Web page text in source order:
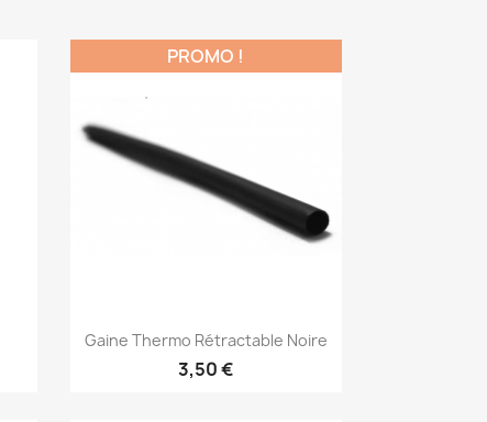
Aperçu rapide
Gaine Thermo Rétractable Noire
3,50 €
PROMO !